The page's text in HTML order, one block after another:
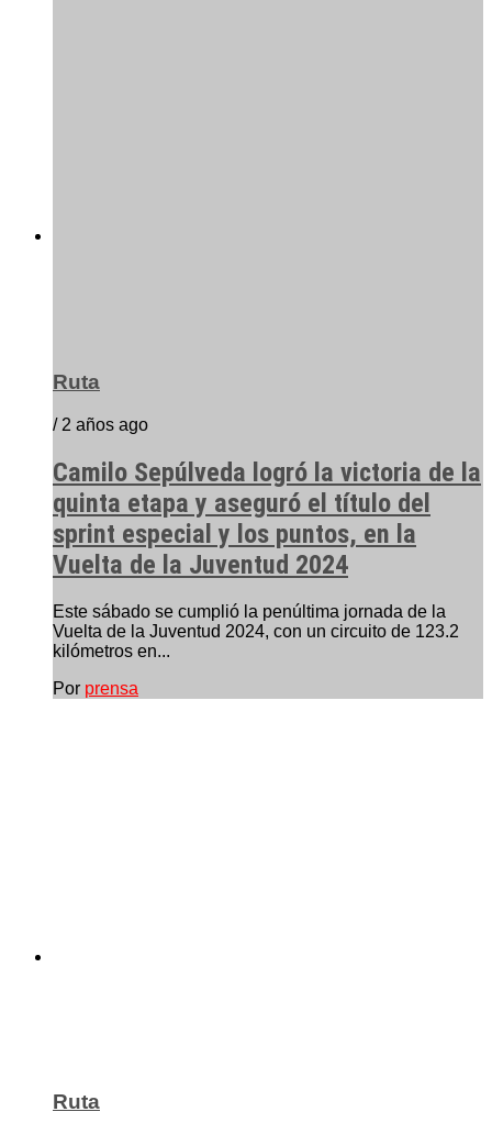
Ruta
/ 2 años ago
Camilo Sepúlveda logró la victoria de la
quinta etapa y aseguró el título del
sprint especial y los puntos, en la
Vuelta de la Juventud 2024
Este sábado se cumplió la penúltima jornada de la
Vuelta de la Juventud 2024, con un circuito de 123.2
kilómetros en...
Por prensa
Ruta